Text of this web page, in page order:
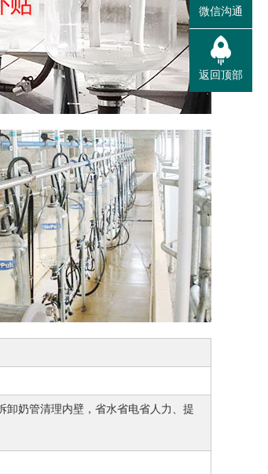
卸奶管清理内壁，省水省电省人力、提
微信沟通
返回顶部